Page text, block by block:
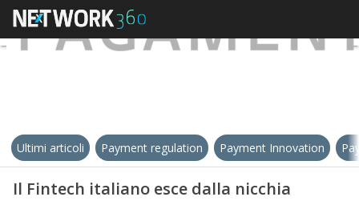
Ultimi articoli Payment regulation Payment Innovation
Il Fintech italiano esce dalla nicchia